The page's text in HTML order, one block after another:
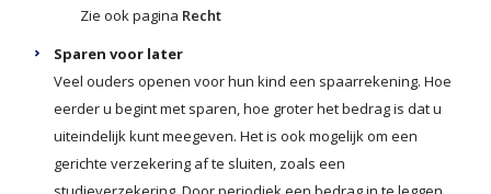
Zie ook pagina Recht
Sparen voor later
Veel ouders openen voor hun kind een spaarrekening. Hoe
eerder u begint met sparen, hoe groter het bedrag is dat u
uiteindelijk kunt meegeven. Het is ook mogelijk om een
gerichte verzekering af te sluiten, zoals een